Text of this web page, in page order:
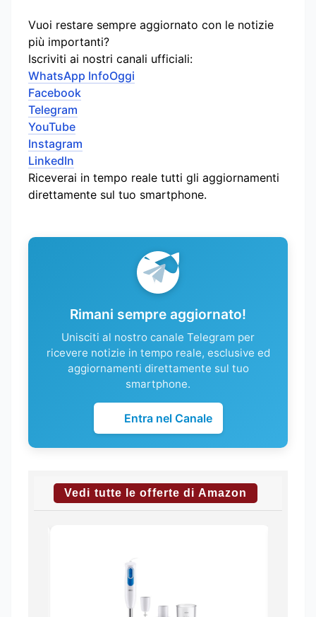
Vuoi restare sempre aggiornato con le notizie
più importanti?
Iscriviti ai nostri canali ufficiali:
WhatsApp InfoOggi
Facebook
Telegram
YouTube
Instagram
LinkedIn
Riceverai in tempo reale tutti gli aggiornamenti
direttamente sul tuo smartphone.
Rimani sempre aggiornato!
Unisciti al nostro canale Telegram per
ricevere notizie in tempo reale, esclusive ed
aggiornamenti direttamente sul tuo
smartphone.
Entra nel Canale